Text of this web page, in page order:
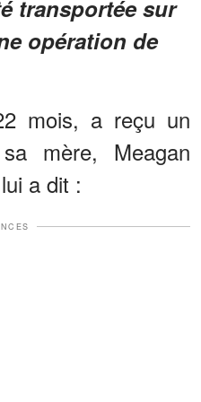
transportée sur
opération de
mois, a reçu un
mère, Meagan
a dit :